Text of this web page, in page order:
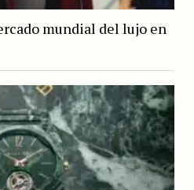
mundial del lujo en